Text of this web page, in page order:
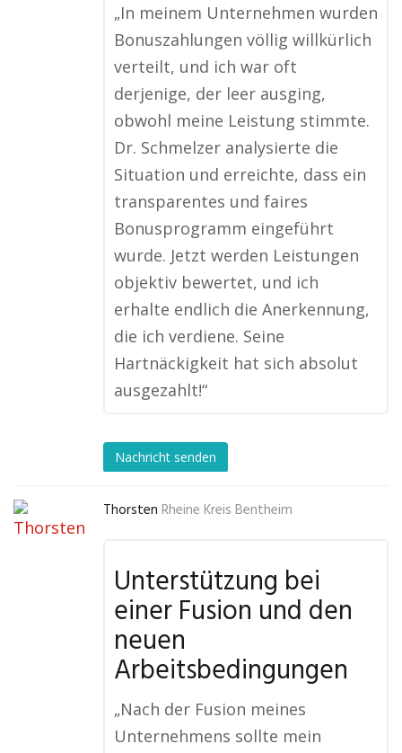
„In meinem Unternehmen wurden
Bonuszahlungen völlig willkürlich
verteilt, und ich war oft
derjenige, der leer ausging,
obwohl meine Leistung stimmte.
Dr. Schmelzer analysierte die
Situation und erreichte, dass ein
transparentes und faires
Bonusprogramm eingeführt
wurde. Jetzt werden Leistungen
objektiv bewertet, und ich
erhalte endlich die Anerkennung,
die ich verdiene. Seine
Hartnäckigkeit hat sich absolut
ausgezahlt!“
Nachricht senden
Thorsten Rheine Kreis Bentheim
Unterstützung bei
einer Fusion und den
neuen
Arbeitsbedingungen
„Nach der Fusion meines
Unternehmens sollte mein